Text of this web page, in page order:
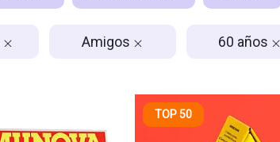
Amigos 60 años
TOP 50